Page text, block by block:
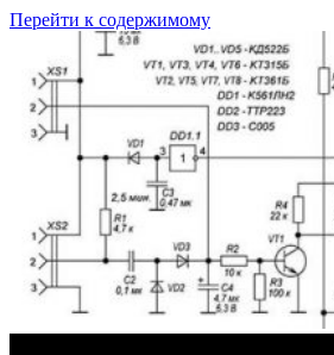
Перейти к содержимому